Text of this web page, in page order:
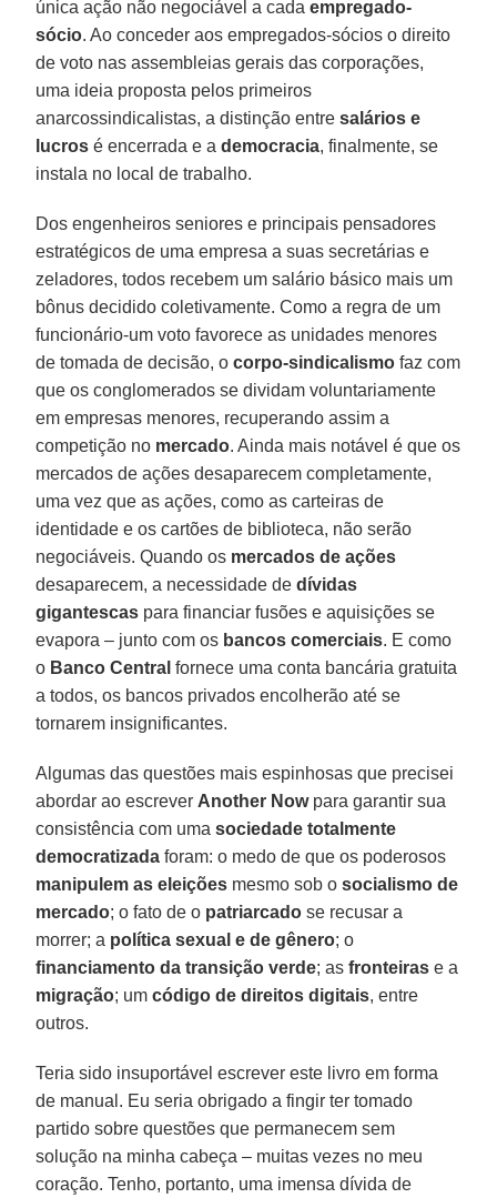
única ação não negociável a cadaempregado-
sócio. Ao conceder aos empregados-sócios o direito
de voto nas assembleias gerais das corporações,
uma ideia proposta pelos primeiros
anarcossindicalistas, a distinção entresalários e
lucros é encerrada e ademocracia, finalmente, se
instala no local de trabalho.
Dos engenheiros seniores e principais pensadores
estratégicos de uma empresa a suas secretárias e
zeladores, todos recebem um salário básico mais um
bônus decidido coletivamente. Como a regra de um
funcionário-um voto favorece as unidades menores
de tomada de decisão, ocorpo-sindicalismo faz com
que os conglomerados se dividam voluntariamente
em empresas menores, recuperando assim a
competição no mercado. Ainda mais notável é que os
mercados de ações desaparecem completamente,
uma vez que as ações, como as carteiras de
identidade e os cartões de biblioteca, não serão
negociáveis. Quando os mercados de ações
desaparecem, a necessidade dedívidas
gigantescas para financiar fusões e aquisições se
evapora – junto com os bancos comerciais. E como
o Banco Central fornece uma conta bancária gratuita
a todos, os bancos privados encolherão até se
tornarem insignificantes.
Algumas das questões mais espinhosas que precisei
abordar ao escrever Another Nowpara garantir sua
consistência com umasociedade totalmente
democratizada foram: o medo de que os poderosos
manipulem as eleições mesmo sob osocialismo de
mercado; o fato de o patriarcado se recusar a
morrer; a política sexual e de gênero; o
financiamento da transição verde; asfronteiras e a
migração; umcódigo de direitos digitais, entre
outros.
Teria sido insuportável escrever este livro em forma
de manual. Eu seria obrigado a fingir ter tomado
partido sobre questões que permanecem sem
solução na minha cabeça – muitas vezes no meu
coração. Tenho, portanto, uma imensa dívida de